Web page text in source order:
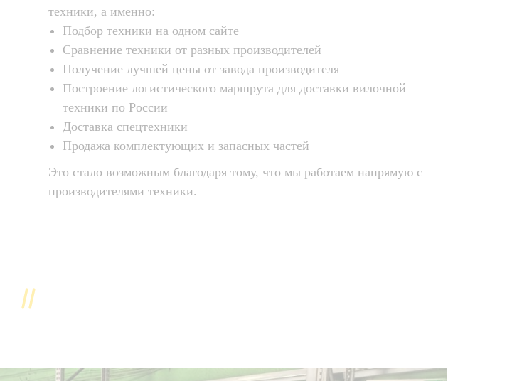
техники, а именно:
Подбор техники на одном сайте
Сравнение техники от разных производителей
Получение лучшей цены от завода производителя
Построение логистического маршрута для доставки вилочной
техники по России
Доставка спецтехники
Продажа комплектующих и запасных частей
Это стало возможным благодаря тому, что мы работаем напрямую с
производителями техники.